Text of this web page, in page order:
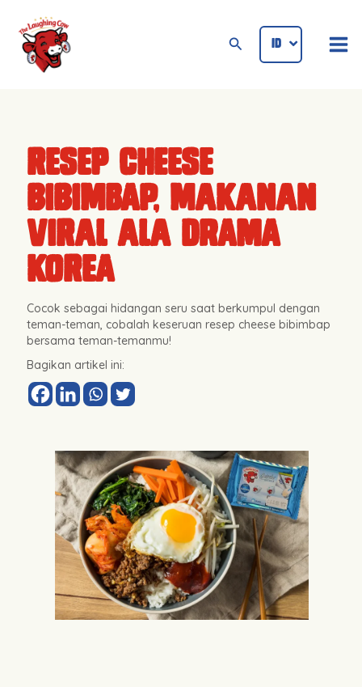
konten
Cari ID
ENG
Resep Cheese
Bibimbap, Makanan
Viral ala Drama
Korea
Cocok sebagai hidangan seru saat berkumpul dengan
teman-teman, cobalah keseruan resep cheese bibimbap
bersama teman-temanmu!
Bagikan artikel ini: